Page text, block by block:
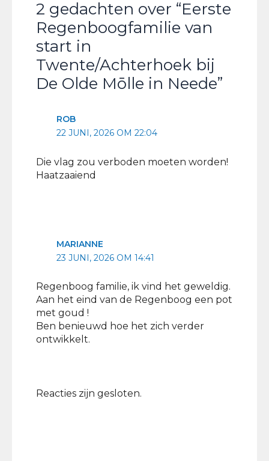
2 gedachten over “Eerste
Regenboogfamilie van
start in
Twente/Achterhoek bij
De Olde Mōlle in Neede”
ROB
22 JUNI, 2026 OM 22:04
Die vlag zou verboden moeten worden!
Haatzaaiend
MARIANNE
23 JUNI, 2026 OM 14:41
Regenboog familie, ik vind het geweldig.
Aan het eind van de Regenboog een pot
met goud !
Ben benieuwd hoe het zich verder
ontwikkelt.
Reacties zijn gesloten.